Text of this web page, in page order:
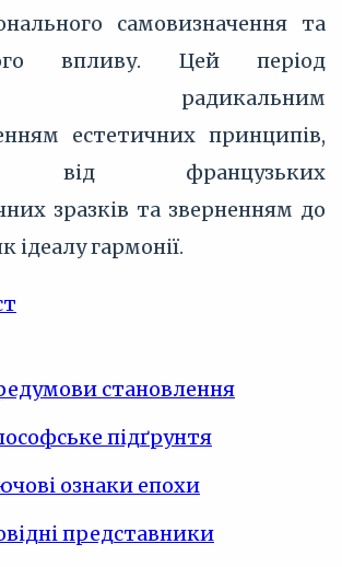
самовизначення та
впливу. Цей період
радикальним
естетичних принципів,
від французьких
зразків та зверненням до
ідеалу гармонії.
становлення
підґрунтя
ознаки епохи
представники